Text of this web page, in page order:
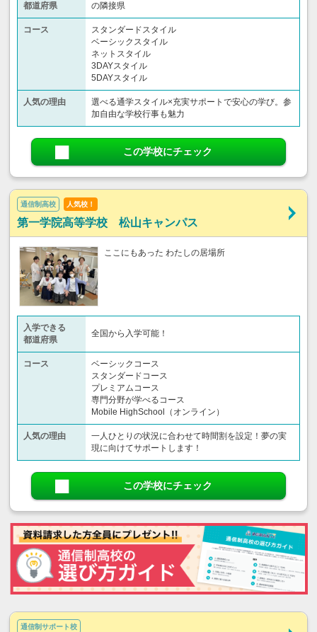
都道府県
の隣接県
コース
スタンダードスタイル
ベーシックスタイル
ネットスタイル
3DAYスタイル
5DAYスタイル
人気の理由
選べる通学スタイル×充実サポートで安心の学び。参
加自由な学校行事も魅力
この学校にチェック
通信制高校 人気校！
第一学院高等学校 松山キャンパス
ここにもあった わたしの居場所
入学できる
都道府県
全国から入学可能！
コース
ベーシックコース
スタンダードコース
プレミアムコース
専門分野が学べるコース
Mobile HighSchool（オンライン）
人気の理由
一人ひとりの状況に合わせて時間割を設定！夢の実
現に向けてサポートします！
この学校にチェック
通信制サポート校